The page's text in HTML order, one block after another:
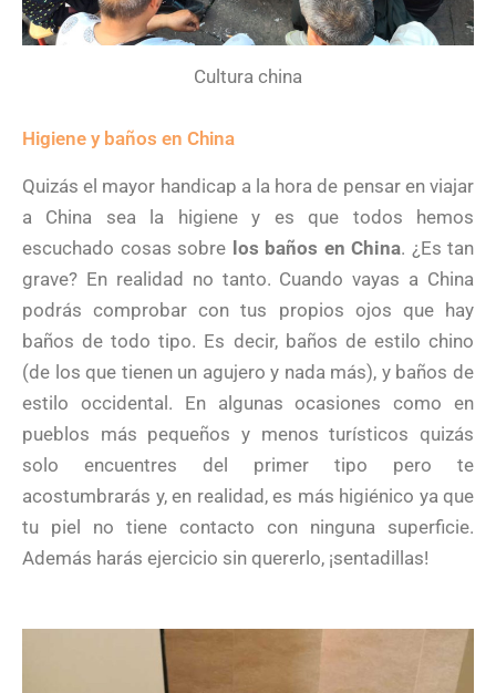
Cultura china
Higiene y baños en China
Quizás el mayor handicap a la hora de pensar en viajar
a China sea la higiene y es que todos hemos
escuchado cosas sobre los baños en China. ¿Es tan
grave? En realidad no tanto. Cuando vayas a China
podrás comprobar con tus propios ojos que hay
baños de todo tipo. Es decir, baños de estilo chino
(de los que tienen un agujero y nada más), y baños de
estilo occidental. En algunas ocasiones como en
pueblos más pequeños y menos turísticos quizás
solo encuentres del primer tipo pero te
acostumbrarás y, en realidad, es más higiénico ya que
tu piel no tiene contacto con ninguna superficie.
Además harás ejercicio sin quererlo, ¡sentadillas!